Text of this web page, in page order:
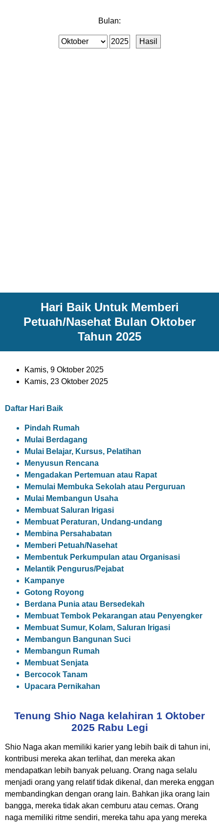
Bulan:
Hari Baik Untuk Memberi
Petuah/Nasehat Bulan Oktober
Tahun 2025
Kamis, 9 Oktober 2025
Kamis, 23 Oktober 2025
Daftar Hari Baik
Pindah Rumah
Mulai Berdagang
Mulai Belajar, Kursus, Pelatihan
Menyusun Rencana
Mengadakan Pertemuan atau Rapat
Memulai Membuka Sekolah atau Perguruan
Mulai Membangun Usaha
Membuat Saluran Irigasi
Membuat Peraturan, Undang-undang
Membina Persahabatan
Memberi Petuah/Nasehat
Membentuk Perkumpulan atau Organisasi
Melantik Pengurus/Pejabat
Kampanye
Gotong Royong
Berdana Punia atau Bersedekah
Membuat Tembok Pekarangan atau Penyengker
Membuat Sumur, Kolam, Saluran Irigasi
Membangun Bangunan Suci
Membangun Rumah
Membuat Senjata
Bercocok Tanam
Upacara Pernikahan
Tenung Shio Naga kelahiran 1 Oktober
2025 Rabu Legi
Shio Naga akan memiliki karier yang lebih baik di tahun ini,
kontribusi mereka akan terlihat, dan mereka akan
mendapatkan lebih banyak peluang. Orang naga selalu
menjadi orang yang relatif tidak dikenal, dan mereka enggan
membandingkan dengan orang lain. Bahkan jika orang lain
bangga, mereka tidak akan cemburu atau cemas. Orang
naga memiliki ritme sendiri, mereka tahu apa yang mereka